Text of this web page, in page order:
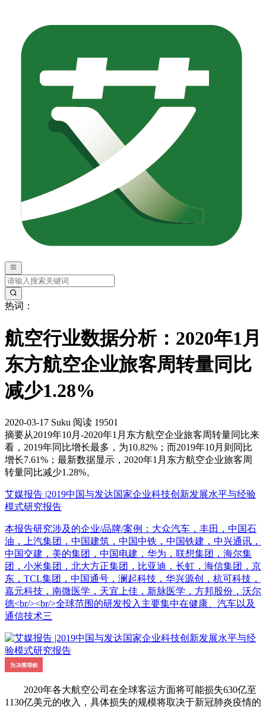
热词：
航空行业数据分析：2020年1月
东方航空企业旅客周转量同比
减少1.28%
2020-03-17 Suku 阅读 19501
摘要从2019年10月-2020年1月东方航空企业旅客周转量同比来
看，2019年同比增长最多，为10.82%；而2019年10月则同比
增长7.61%；最新数据显示，2020年1月东方航空企业旅客周
转量同比减少1.28%。
艾媒报告 |2019中国与发达国家企业科技创新发展水平与经验
模式研究报告
本报告研究涉及的企业/品牌/案例：大众汽车，丰田，中国石
油，上汽集团，中国建筑，中国中铁，中国铁建，中兴通讯，
中国交建，美的集团，中国电建，华为，联想集团，海尔集
团，小米集团，北大方正集团，比亚迪，长虹，海信集团，京
东，TCL集团，中国通号，澜起科技，华兴源创，杭可科技，
嘉元科技，南微医学，天宜上佳，新脉医学，方邦股份，沃尔
德<br/><br/>全球范围的研发投入主要集中在健康、汽车以及
通信技术三
2020年各大航空公司在全球客运方面将可能损失630亿至
1130亿美元的收入，具体损失的规模将取决于新冠肺炎疫情的